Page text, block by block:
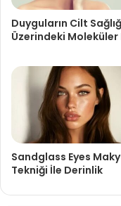
Duyguların Cilt
Üzerindeki Moleküler
Sandglass Eyes
Tekniği İle Derinlik